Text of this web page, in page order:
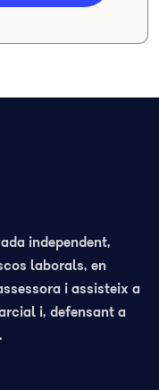
independent,
laborals, en
i assisteix a
i, defensant a